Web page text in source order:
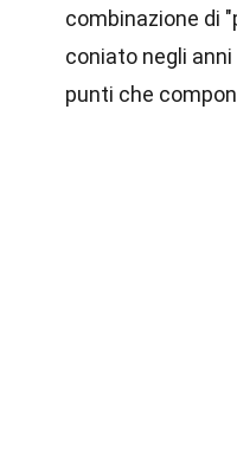
combinazione di
coniato negli
punti che